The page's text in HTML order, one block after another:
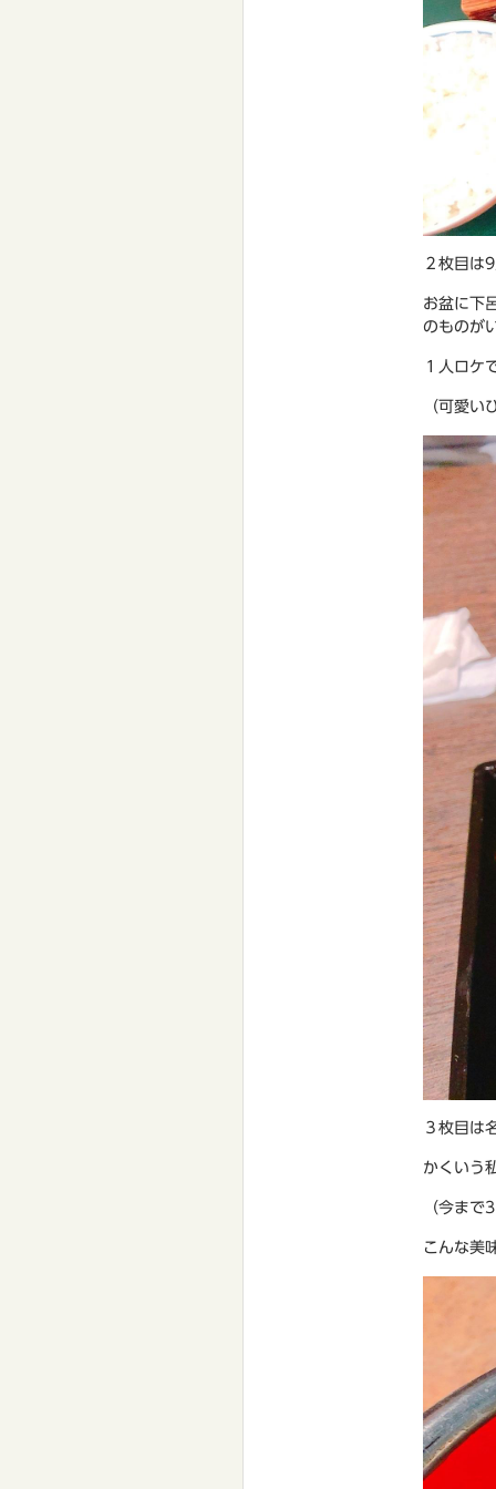
２枚目は
お盆に下
のものが
１人ロケ
（可愛い
３枚目は
かくいう
（今まで
こんな美